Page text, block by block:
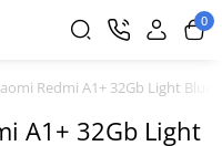
0
Redmi A1+ 32Gb Light Blue
A1+ 32Gb Light